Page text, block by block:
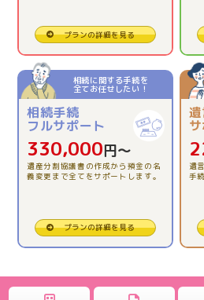
2026.03.13
【相続税申告】とても親切で、安
2025.12.12
【相続税精算課税制度の活用】理
2025.11.26
【相続税申告】全ておまかせ出
2025.10.31
【相続税申告】一人で悩む前に
2025.09.25
プランの詳細を見る
相続に関する手続を
全てお任せしたい！
相続手続
フルサポート
330,000円〜
遺産分割協議書の作成から預金の名
義変更まで全てをサポートします。
プランの詳細を見る
遺
手